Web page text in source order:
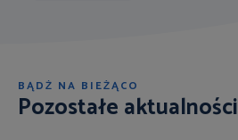
BĄDŹ NA BIEŻĄCO
Pozostałe aktualności